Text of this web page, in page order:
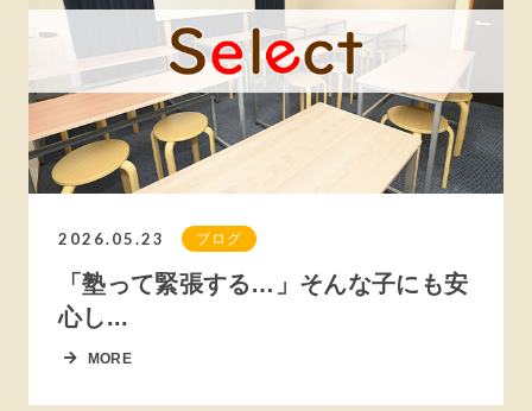
2026.05.23 ブログ
「塾って緊張する…」そんな子にも安
心し...
MORE